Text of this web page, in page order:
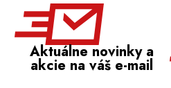
Aktuálne novinky a
akcie na váš e-mail